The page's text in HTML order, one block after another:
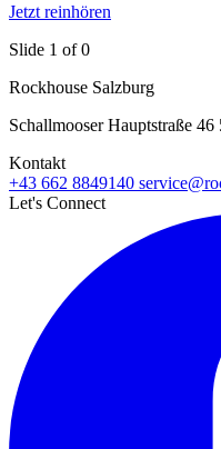
Jetzt reinhören
Slide 1 of 0
Rockhouse Salzburg
Schallmooser Hauptstraße
Kontakt
+43 662 8849140
Let's Connect